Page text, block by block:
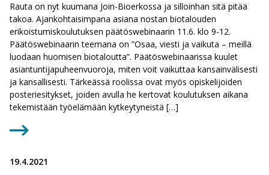
Rauta on nyt kuumana Join-Bioerkossa ja silloinhan sitä pitää
takoa. Ajankohtaisimpana asiana nostan biotalouden
erikoistumiskoulutuksen päätöswebinaarin 11.6. klo 9-12.
Päätöswebinaarin teemana on ”Osaa, viesti ja vaikuta – meillä
luodaan huomisen biotaloutta”. Päätöswebinaarissa kuulet
asiantuntijapuheenvuoroja, miten voit vaikuttaa kansainvälisesti
ja kansallisesti. Tärkeässä roolissa ovat myös opiskelijoiden
posteriesitykset, joiden avulla he kertovat koulutuksen aikana
tekemistään työelämään kytkeytyneistä […]
19.4.2021